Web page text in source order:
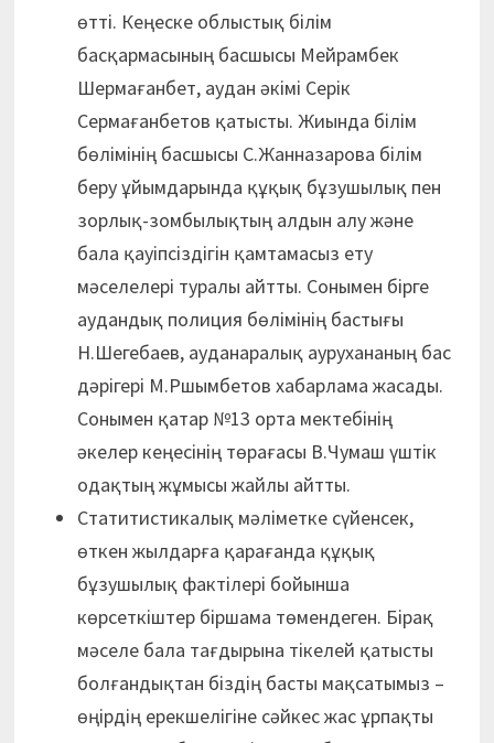
өтті. Кеңеске облыстық білім
басқармасының басшысы Мейрамбек
Шермағанбет, аудан әкімі Серік
Сермағанбетов қатысты. Жиында білім
бөлімінің басшысы С.Жанназарова білім
беру ұйымдарында құқық бұзушылық пен
зорлық-зомбылықтың алдын алу және
бала қауіпсіздігін қамтамасыз ету
мәселелері туралы айтты. Сонымен бірге
аудандық полиция бөлімінің бастығы
Н.Шегебаев, ауданаралық аурухананың бас
дәрігері М.Ршымбетов хабарлама жасады.
Сонымен қатар №13 орта мектебінің
әкелер кеңесінің төрағасы В.Чумаш үштік
одақтың жұмысы жайлы айтты.
Статитистикалық мәліметке сүйенсек,
өткен жылдарға қарағанда құқық
бұзушылық фактілері бойынша
көрсеткіштер біршама төмендеген. Бірақ
мәселе бала тағдырына тікелей қатысты
болғандықтан біздің басты мақсатымыз –
өңірдің ерекшелігіне сәйкес жас ұрпақты